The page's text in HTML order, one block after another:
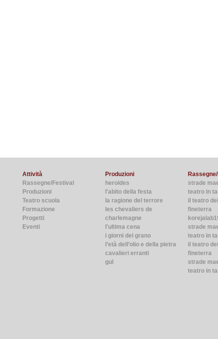
Attività
Rassegne/Festival
Produzioni
Teatro scuola
Formazione
Progetti
Eventi
Produzioni
heroides
l'abito della festa
la ragione del terrore
les chevaliers de
charlemagne
l'ultima cena
i giorni del grano
l’età dell’olio e della pietra
cavalieri erranti
gul
strade
teatro in
il teatro
fineterra
strade
teatro in
il teatro
fineterra
strade
teatro in